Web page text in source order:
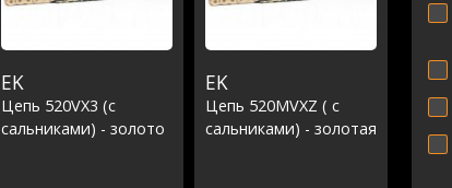
EK
Цепь 520VX3 (с
сальниками) - золото
EK
Цепь 520MVXZ ( с
сальниками) - золотая